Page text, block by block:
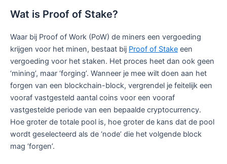
Wat is Proof of Stake?
Waar bij Proof of Work (PoW) de miners een vergoeding
krijgen voor het minen, bestaat bij Proof of Stake een
vergoeding voor het staken. Het proces heet dan ook geen
‘mining’, maar ‘forging’. Wanneer je mee wilt doen aan het
forgen van een blockchain-block, vergrendel je feitelijk een
vooraf vastgesteld aantal coins voor een vooraf
vastgestelde periode van een bepaalde cryptocurrency.
Hoe groter de totale pool is, hoe groter de kans dat de pool
wordt geselecteerd als de ‘node’ die het volgende block
mag ‘forgen’.